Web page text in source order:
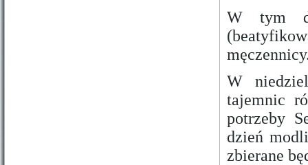
W tym
W
tajemnic
potrzeby
dzień
zbierane